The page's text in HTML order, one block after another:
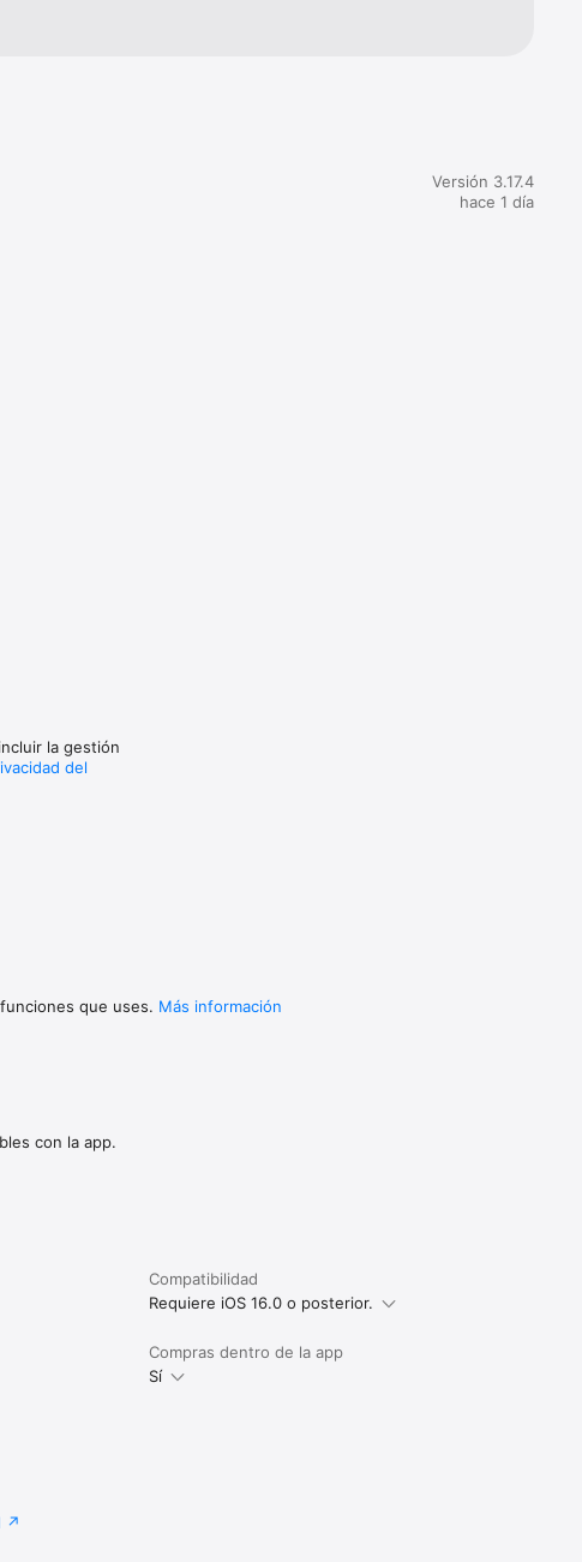
Versión 3.17.4
hace 1 día
la gestión
del
que uses. Más información
con la app.
Compatibilidad
Requiere iOS 16.0 o posterior.
Compras dentro de la app
Sí